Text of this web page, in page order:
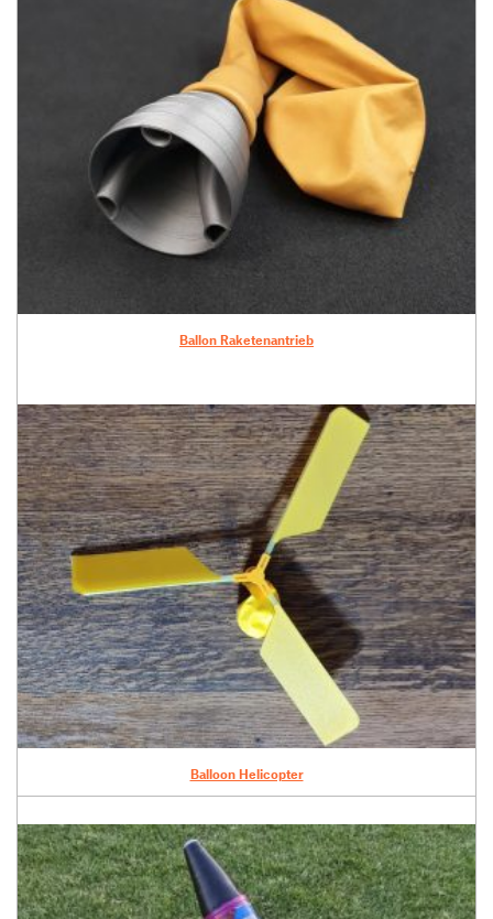
Ballon Raketenantrieb
Balloon Helicopter